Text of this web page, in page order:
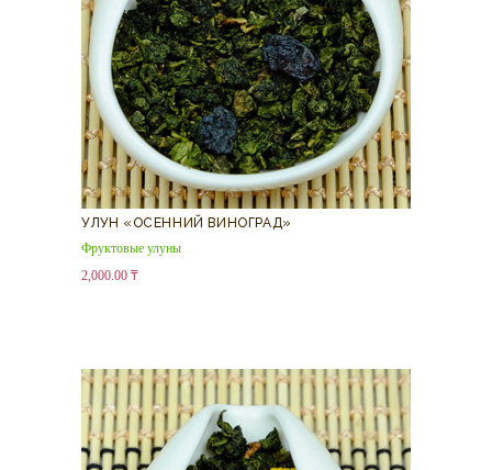
УЛУН «ОСЕННИЙ ВИНОГРАД»
Фруктовые улуны
2,000.00 ₸